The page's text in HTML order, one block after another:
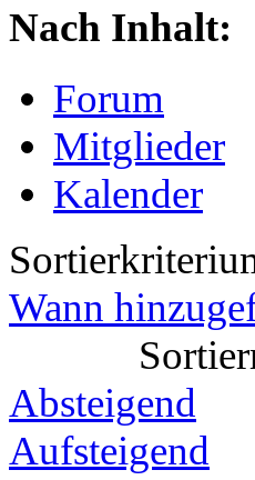
Nach Inhalt:
Forum
Mitglieder
Kalender
Wann
Absteigend
Aufsteigend